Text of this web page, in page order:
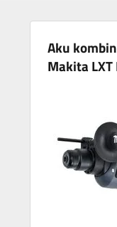
Aku
Makita